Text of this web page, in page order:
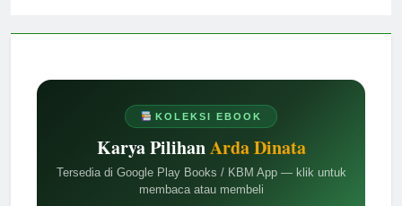
KOLEKSI EBOOK
Karya PilihanArda Dinata
Tersedia di Google Play Books / KBM App — klik untuk
membaca atau membeli